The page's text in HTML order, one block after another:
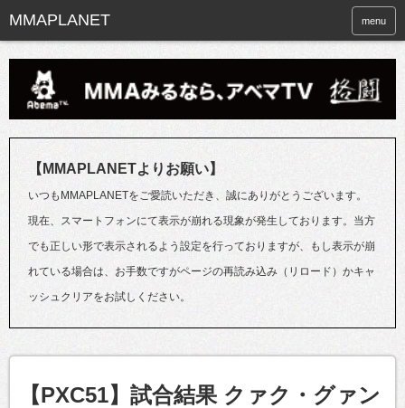
menu
【MMAPLANETよりお願い】
いつもMMAPLANETをご愛読いただき、誠にありがとうございます。
現在、スマートフォンにて表示が崩れる現象が発生しております。当方
でも正しい形で表示されるよう設定を行っておりますが、もし表示が崩
れている場合は、お手数ですがページの再読み込み（リロード）かキャ
ッシュクリアをお試しください。
【PXC51】試合結果 クァク・グァン